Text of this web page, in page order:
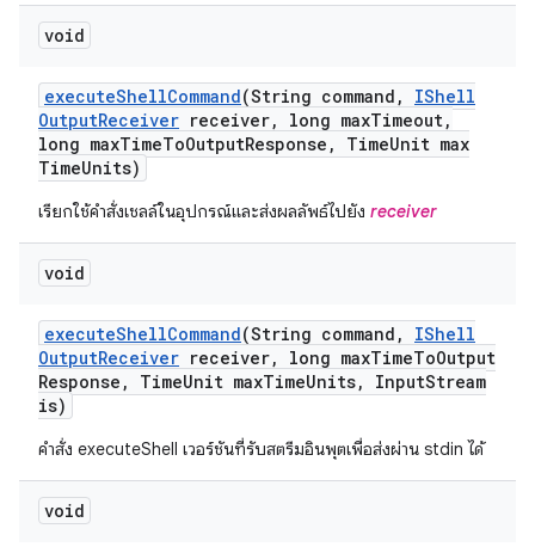
void
executeShellCommand(String command ,
IShell
OutputReceiver receiver, long maxTimeout,
long maxTimeToOutputResponse , TimeUnit max
TimeUnits)
เรียกใช้คำสั่งเชลล์ในอุปกรณ์และส่งผลลัพธ์ไปยัง receiver
void
executeShellCommand(String command ,
IShell
OutputReceiver receiver, long maxTimeToOutput
Response , TimeUnit maxTimeUnits, InputStream
is)
คำสั่ง executeShell เวอร์ชันที่รับสตรีมอินพุตเพื่อส่งผ่าน stdin ได้
void